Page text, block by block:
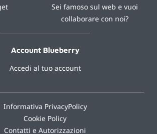
Sei famoso sul web e vuoi
collaborare con noi?
Account Blueberry
Accedi al tuo account
Informativa PrivacyPolicy
Cookie Policy
Contatti e Autorizzazioni